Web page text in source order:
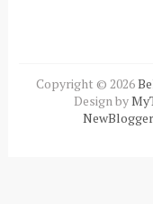
Copyright ©2026
Design by